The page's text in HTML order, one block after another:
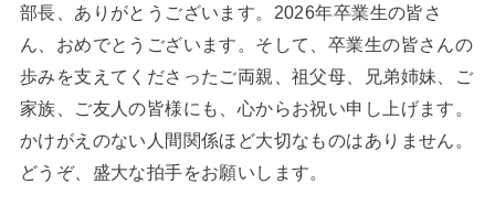
部長、ありがとうございます。2026年卒業生の皆さ
ん、おめでとうございます。そして、卒業生の皆さんの
歩みを支えてくださったご両親、祖父母、兄弟姉妹、ご
家族、ご友人の皆様にも、心からお祝い申し上げます。
かけがえのない人間関係ほど大切なものはありません。
どうぞ、盛大な拍手をお願いします。